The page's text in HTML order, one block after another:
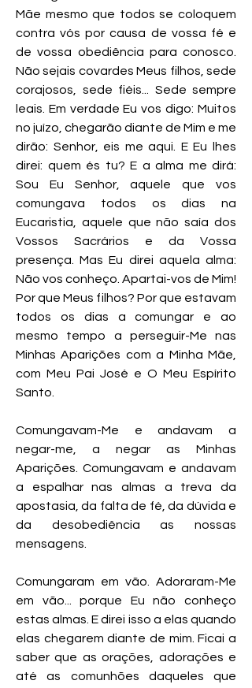
Mãe mesmo que todos se coloquem
contra vós por causa de vossa fé e
de vossa obediência para conosco.
Não sejais covardes Meus filhos, sede
corajosos, sede fiéis... Sede sempre
leais. Em verdade Eu vos digo: Muitos
no juízo, chegarão diante de Mim e me
dirão: Senhor, eis me aqui. E Eu lhes
direi: quem és tu? E a alma me dirá:
Sou Eu Senhor, aquele que vos
comungava todos os dias na
Eucaristia, aquele que não saía dos
Vossos Sacrários e da Vossa
presença. Mas Eu direi aquela alma:
Não vos conheço. Apartai-vos de Mim!
Por que Meus filhos? Por que estavam
todos os dias a comungar e ao
mesmo tempo a perseguir-Me nas
Minhas Aparições com a Minha Mãe,
com Meu Pai José e O Meu Espírito
Santo.
Comungavam-Me e andavam a
negar-me, a negar as Minhas
Aparições. Comungavam e andavam
a espalhar nas almas a treva da
apostasia, da falta de fé, da dúvida e
da desobediência as nossas
mensagens.
Comungaram em vão. Adoraram-Me
em vão... porque Eu não conheço
estas almas. E direi isso a elas quando
elas chegarem diante de mim. Ficai a
saber que as orações, adorações e
até as comunhões daqueles que